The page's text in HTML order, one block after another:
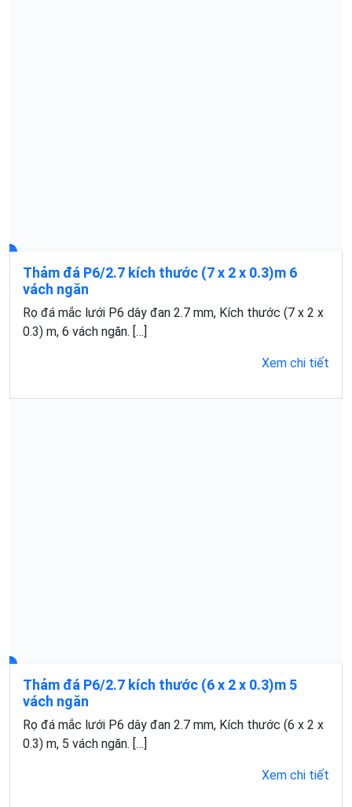
Thảm đá P6/2.7 kích thước (7 x 2 x 0.3)m 6
vách ngăn
Rọ đá mắc lưới P6 dây đan 2.7 mm, Kích thước (7 x 2 x
0.3) m, 6 vách ngăn. […]
Xem chi tiết
Thảm đá P6/2.7 kích thước (6 x 2 x 0.3)m 5
vách ngăn
Rọ đá mắc lưới P6 dây đan 2.7 mm, Kích thước (6 x 2 x
0.3) m, 5 vách ngăn. […]
Xem chi tiết